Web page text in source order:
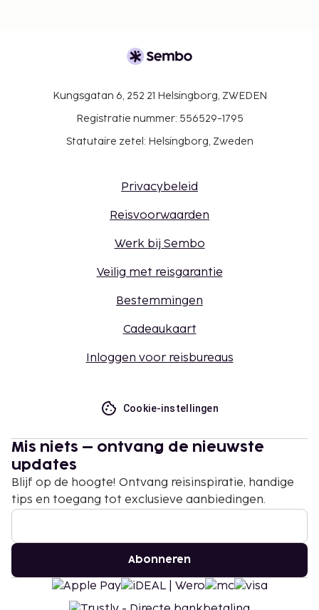
Kungsgatan 6, 252 21 Helsingborg, ZWEDEN
Registratie nummer: 556529-1795
Statutaire zetel: Helsingborg, Zweden
Privacybeleid
Reisvoorwaarden
Werk bij Sembo
Veilig met reisgarantie
Bestemmingen
Cadeaukaart
Inloggen voor reisbureaus
Cookie-instellingen
Mis niets – ontvang de nieuwste
updates
Blijf op de hoogte! Ontvang reisinspiratie, handige
tips en toegang tot exclusieve aanbiedingen.
Abonneren